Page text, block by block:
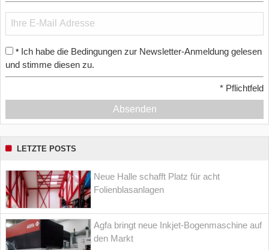
* Ich habe die Bedingungen zur Newsletter-Anmeldung gelesen
und stimme diesen zu.
* Pflichtfeld
Absenden
LETZTE POSTS
Neue Halle schafft Platz für acht
Folienblasanlagen
Agfa bringt neue Inkjet-Bogenmaschine auf
den Markt